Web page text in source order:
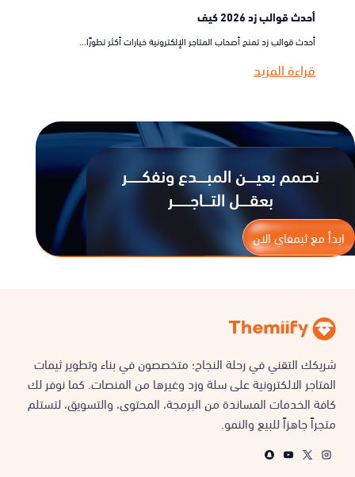
أحدث قوالب زد 2026 كيف
أحدث قوالب زد تمنح أصحاب المتاجر الإلكترونية خيارات أكثر تطورًا...
قراءة المزيد
نصمم بعيــــن المبــــدع ونفكــــــر
بعقــــل التـــاجـــــــر
ابدأ مع ثيمفاي الان
شريكك التقني في رحلة النجاح؛ متخصصون في بناء وتطوير ثيمات
المتاجر الالكترونية على سلة وزد وغيرها من المنصات. كما نوفر لك
كافة الخدمات المساندة من البرمجة، المحتوى، والتسويق، لتستلم
متجراً جاهزاً للبيع والنمو.